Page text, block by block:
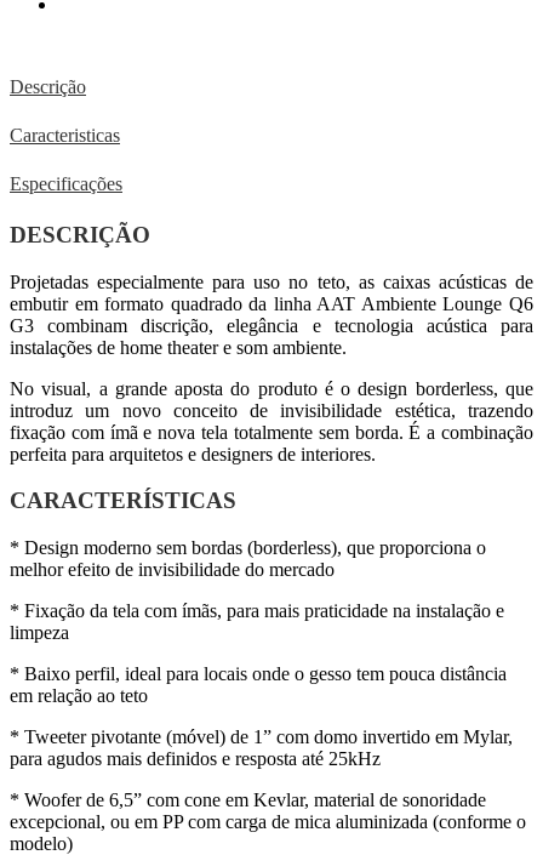
Descrição
Caracteristicas
Especificações
DESCRIÇÃO
Projetadas especialmente para uso no teto, as caixas acústicas de
embutir em formato quadrado da linha AAT Ambiente Lounge Q6
G3 combinam discrição, elegância e tecnologia acústica para
instalações de home theater e som ambiente.
No visual, a grande aposta do produto é o design borderless, que
introduz um novo conceito de invisibilidade estética, trazendo
fixação com ímã e nova tela totalmente sem borda. É a combinação
perfeita para arquitetos e designers de interiores.
CARACTERÍSTICAS
* Design moderno sem bordas (borderless), que proporciona o
melhor efeito de invisibilidade do mercado
* Fixação da tela com ímãs, para mais praticidade na instalação e
limpeza
* Baixo perfil, ideal para locais onde o gesso tem pouca distância
em relação ao teto
* Tweeter pivotante (móvel) de 1” com domo invertido em Mylar,
para agudos mais definidos e resposta até 25kHz
* Woofer de 6,5” com cone em Kevlar, material de sonoridade
excepcional, ou em PP com carga de mica aluminizada (conforme o
modelo)